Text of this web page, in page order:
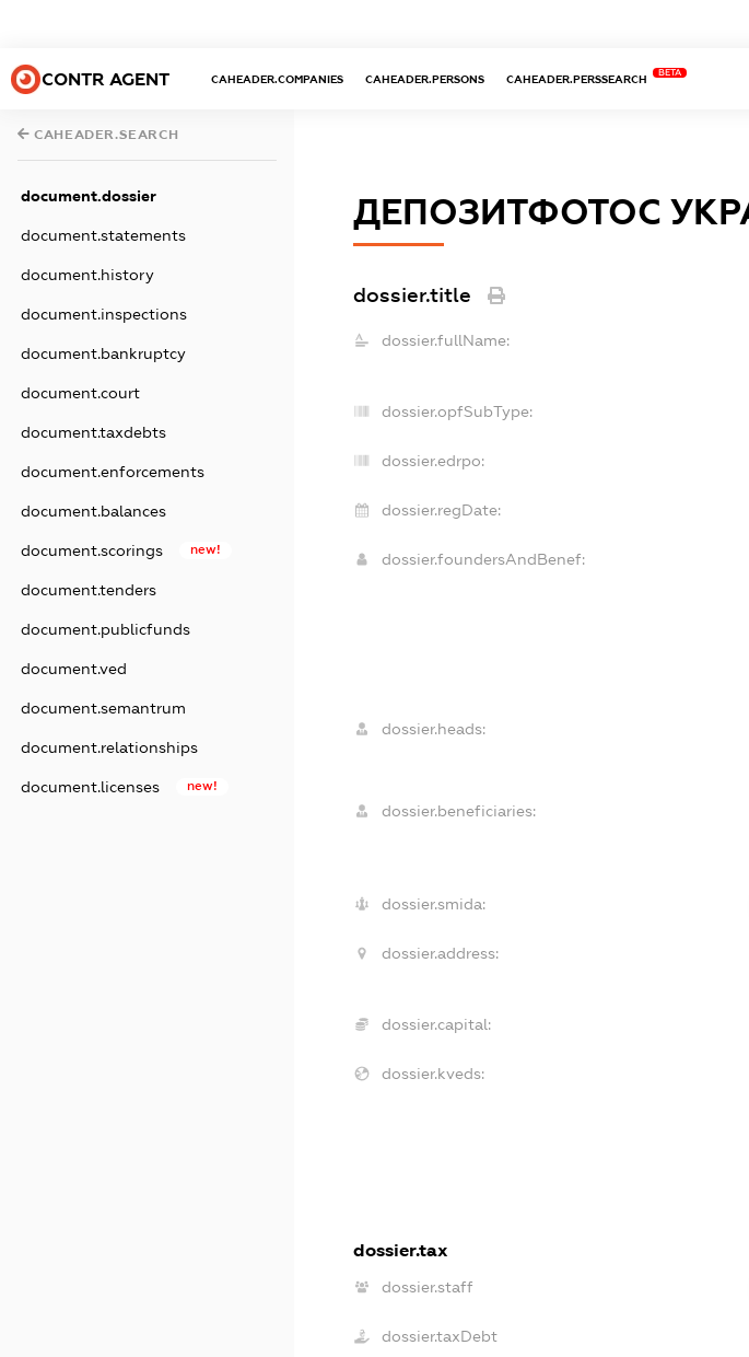
CONTR AGENT CAHEADER.COMPANIES CAHEADER.PERSONS CAHEADER.PERSSEARCH
BETA
CAHEADER.SEARCH
document.dossier
document.statements
document.history
document.inspections
document.bankruptcy
document.court
document.taxdebts
document.enforcements
document.balances
document.scorings new!
document.tenders
document.publicfunds
document.ved
document.semantrum
document.relationships
document.licenses new!
ДЕПОЗИТФОТОС
dossier.title
dossier.fullName:
dossier.opfSubType:
dossier.edrpo:
dossier.regDate:
dossier.foundersAndBenef:
dossier.heads:
dossier.beneficiaries:
dossier.smida:
dossier.address:
dossier.capital:
dossier.kveds:
dossier.tax
dossier.staff
dossier.taxDebt